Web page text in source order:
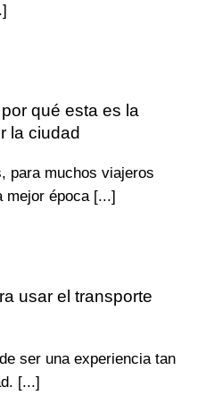
qué esta es la
la ciudad
para muchos viajeros
mejor época [...]
usar el transporte
ser una experiencia tan
[...]